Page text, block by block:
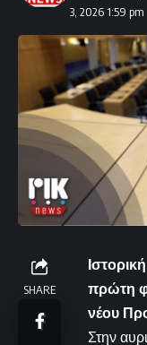
3, 2026 1:59 pm
SHARE
πρώτη
νέου
Στην